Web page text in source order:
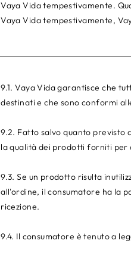
Vaya Vida tempestivamente.
Vaya Vida tempestivamente,
9.1. Vaya Vida garantisce che
destinati e che sono conformi
9.2. Fatto salvo quanto
la qualità dei prodotti forniti per
9.3. Se un prodotto risulta
all'ordine, il consumatore ha la
ricezione.
9.4. Il consumatore è tenuto a